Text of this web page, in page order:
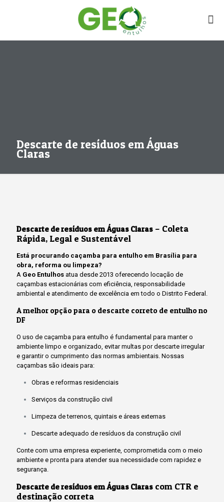
Descarte de resíduos em Águas
Claras
Descarte de resíduos em Águas Claras – Coleta
Rápida, Legal e Sustentável
Está procurando caçamba para entulho em Brasília para
obra, reforma ou limpeza?
A Geo Entulhos atua desde 2013 oferecendo locação de
caçambas estacionárias com eficiência, responsabilidade
ambiental e atendimento de excelência em todo o Distrito Federal.
A melhor opção para o descarte correto de entulho no
DF
O uso de caçamba para entulho é fundamental para manter o
ambiente limpo e organizado, evitar multas por descarte irregular
e garantir o cumprimento das normas ambientais. Nossas
caçambas são ideais para:
Obras e reformas residenciais
Serviços da construção civil
Limpeza de terrenos, quintais e áreas externas
Descarte adequado de resíduos da construção civil
Conte com uma empresa experiente, comprometida com o meio
ambiente e pronta para atender sua necessidade com rapidez e
segurança.
Descarte de resíduos em Águas Claras com CTR e
destinação correta